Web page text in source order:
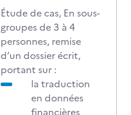
Étude de cas, En sous-
groupes de 3 à 4
personnes, remise
d’un dossier écrit,
portant sur :
la traduction
en données
financières